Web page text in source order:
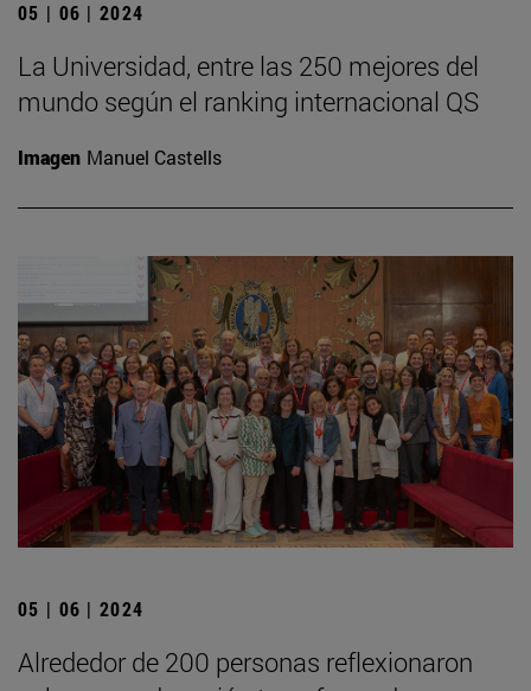
05 | 06 | 2024
La Universidad, entre las 250 mejores del
mundo según el ranking internacional QS
Imagen Manuel Castells
05 | 06 | 2024
Alrededor de 200 personas reflexionaron